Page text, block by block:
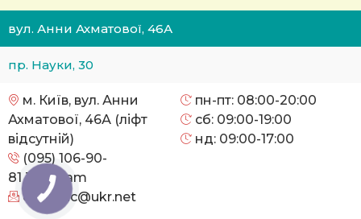
вул. Анни Ахматової, 46А
м. Київ, вул. Анни
Ахматової, 46А (ліфт
відсутній)
(095) 106-90-
81 Telegram
cityclinic@ukr.net
пн-пт: 08:00-20:00
сб: 09:00-19:00
нд: 09:00-17:00
пр. Науки, 30